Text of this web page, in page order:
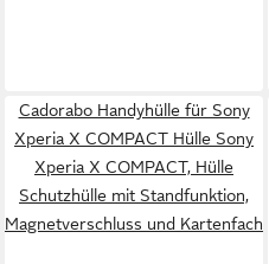
Cadorabo Handyhülle für Sony
Xperia X COMPACT Hülle Sony
Xperia X COMPACT, Hülle
Schutzhülle mit Standfunktion,
Magnetverschluss und Kartenfach